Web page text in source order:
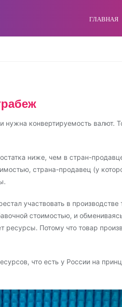
ГЛАВНАЯ
конвертируемость валют.
ниже, чем в стран-
страна-продавец (у
участвовать в
стоимостью, и
ресурсы. Потому что товар
что есть у России на